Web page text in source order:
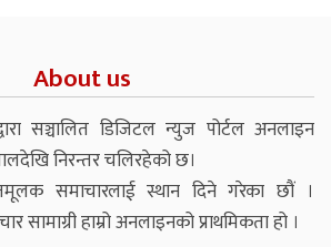
About us
सञ्चालित डिजिटल न्युज पोर्टल अनलाइन
निरन्तर चलिरहेको छ।
समाचारलाई स्थान दिने गरेका छौं ।
सामाग्री हाम्रो अनलाइनको प्राथमिकता हो ।